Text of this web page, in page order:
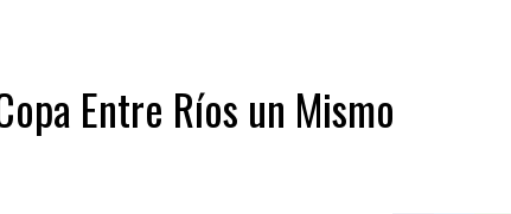
Entre Ríos un Mismo